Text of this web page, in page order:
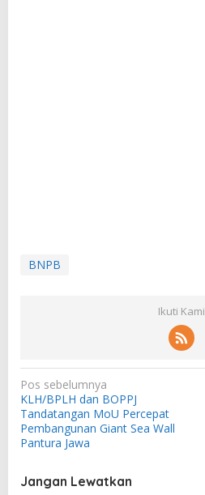
BNPB
Ikuti Kami
N
a
v
i
g
Pos sebelumnya
KLH/BPLH dan BOPPJ
Tandatangan MoU Percepat
Pembangunan Giant Sea Wall
Pantura Jawa
Jangan Lewatkan